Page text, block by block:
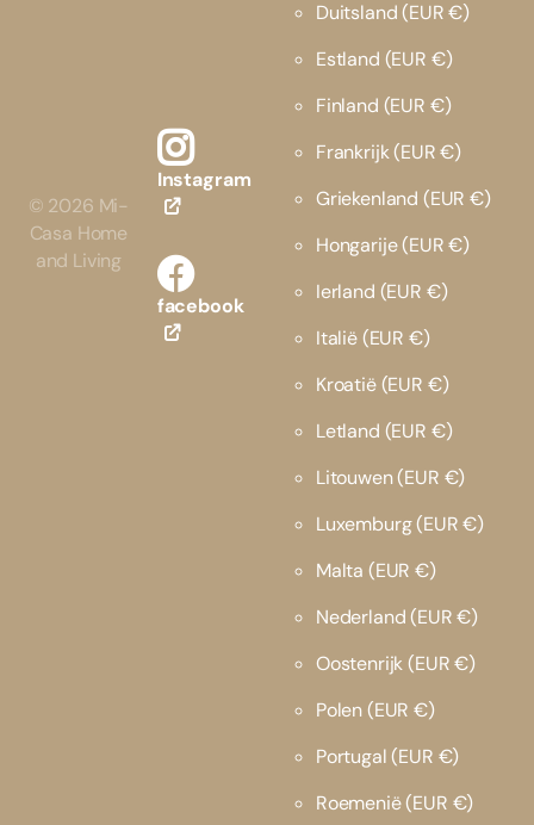
© 2026 Mi-
Casa Home
and Living
Instagram
facebook
Duitsland(EUR €)
Estland (EUR €)
Finland (EUR €)
Frankrijk(EUR €)
Griekenland (EUR €)
Hongarije(EUR €)
Ierland (EUR €)
Italië(EUR €)
Kroatië(EUR €)
Letland (EUR €)
Litouwen(EUR €)
Luxemburg(EUR €)
Malta (EUR €)
Nederland(EUR €)
Oostenrijk(EUR €)
Polen(EUR €)
Portugal(EUR €)
Roemenië(EUR €)